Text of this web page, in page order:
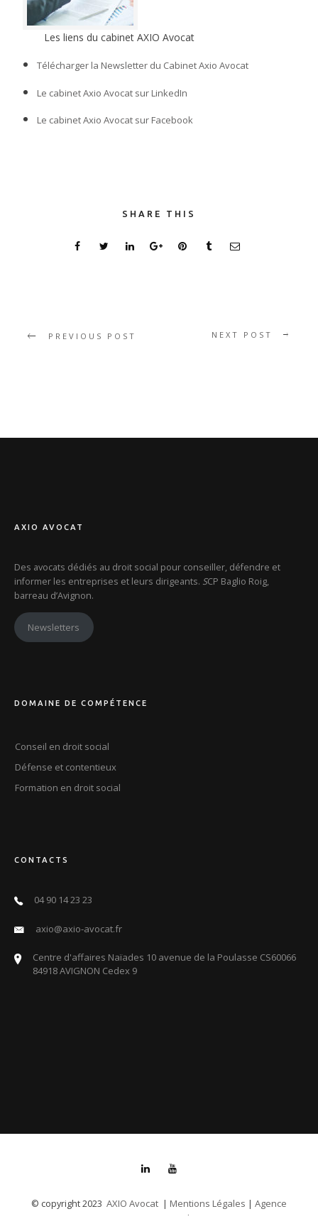
Les liens du cabinet AXIO Avocat
Télécharger la Newsletter du Cabinet Axio Avocat
Le cabinet Axio Avocat sur LinkedIn
Le cabinet Axio Avocat sur Facebook
SHARE THIS
PREVIOUS POST NEXT POST
AXIO AVOCAT
Des avocats dédiés au droit social pour conseiller, défendre et
informer les entreprises et leurs dirigeants. SCP Baglio Roig,
barreau d’Avignon.
Newsletters
DOMAINE DE COMPÉTENCE
Conseil en droit social
Défense et contentieux
Formation en droit social
CONTACTS
04 90 14 23 23
axio@axio-avocat.fr
Centre d'affaires Naïades 10 avenue de la Poulasse CS60066
84918 AVIGNON Cedex 9
© copyright 2023 AXIO Avocat | Mentions Légales | Agence
Communication And More